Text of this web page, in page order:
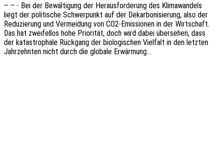
– – - Bei der Bewäl­ti­gung der Heraus­for­de­rung des Klima­wan­dels
liegt der poli­ti­sche Schwer­punkt auf der Dekar­bo­ni­sie­rung, also der
Redu­zie­rung und Vermei­dung von CO2-Emis­­sio­­nen in der Wirt­schaft.
Das hat zwei­fel­los hohe Prio­ri­tät, doch wird dabei über­se­hen, dass
der kata­stro­pha­le Rück­gang der biolo­gi­schen Viel­falt in den letz­ten
Jahr­zehn­ten nicht durch die globa­le Erwärmung…